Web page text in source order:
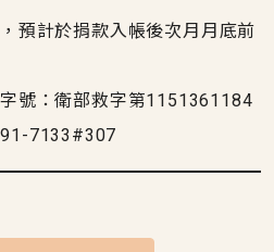
預計於捐款入帳後次月月底前
號：衛部救字第1151361184
7133#307